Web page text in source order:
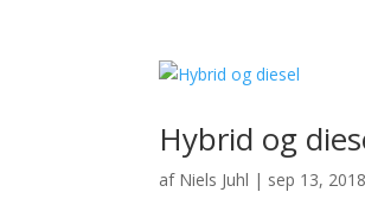
Hybrid og
af Niels Juhl | sep 13, 2018